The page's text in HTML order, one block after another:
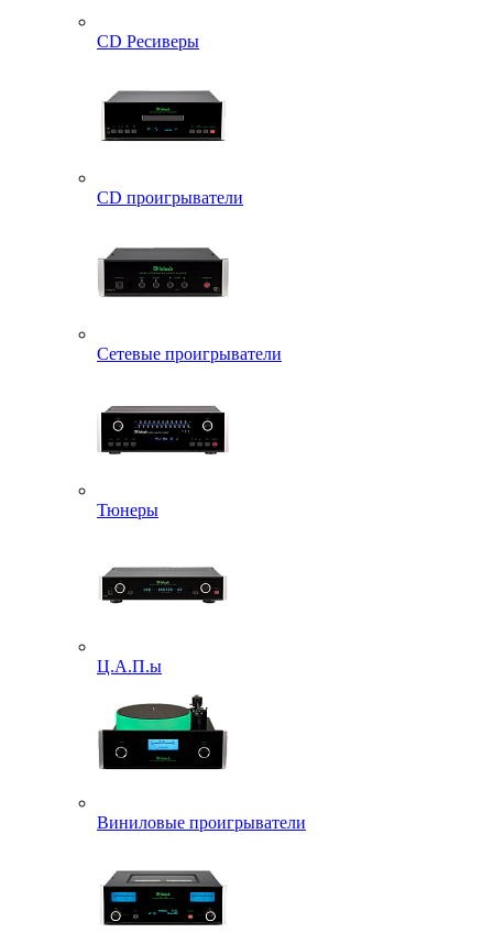
CD Ресиверы
CD проигрыватели
Сетевые проигрыватели
Тюнеры
Ц.А.П.ы
Виниловые проигрыватели